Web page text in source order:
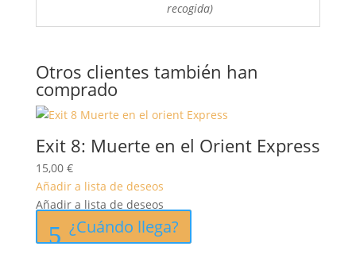
recogida)
Otros clientes también han
comprado
Exit 8: Muerte en el Orient Express
15,00 €
Añadir a lista de deseos
Añadir a lista de deseos
¿Cuándo llega?